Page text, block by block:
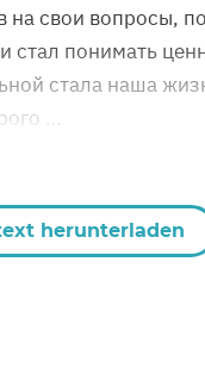
на свои вопросы,
стал понимать
стала наша
…
herunterladen